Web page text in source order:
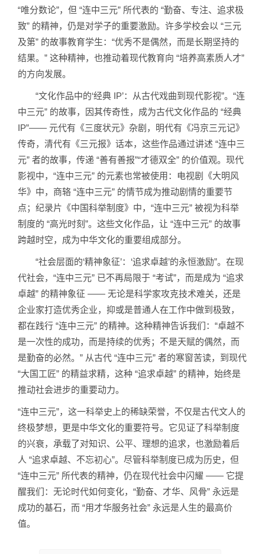
“唯分数论”，但 “连中三元” 所代表的 “勤奋、专注、追求极
致” 的精神，仍是对学子的重要激励。许多学校会以 “三元
及第” 的故事教育学生：“优秀不是偶然，而是长期坚持的
结果。” 这种精神，也推动着现代教育向 “培养高素质人才”
的方向发展。
“文化作品中的‘经典 IP’：从古代戏曲到现代影视”。“连
中三元” 的故事，因其传奇性，成为古代文化作品的 “经典
IP”—— 元代有《三度状元》杂剧，明代有《冯京三元记》
传奇，清代有《三元报》话本，这些作品通过讲述 “连中三
元” 者的故事，传递 “善有善报”“才德双全” 的价值观。现代
影视中，“连中三元” 的元素也常被使用：电视剧《大明风
华》中，商辂 “连中三元” 的情节成为推动剧情的重要节
点；纪录片《中国科举制度》中，“连中三元” 被视为科举
制度的 “高光时刻”。这些文化作品，让 “连中三元” 的故事
跨越时空，成为中华文化的重要组成部分。
“社会层面的‘精神象征’：‘追求卓越’的永恒激励”。在现
代社会，“连中三元” 已不再局限于 “考试”，而是成为 “追求
卓越” 的精神象征 —— 无论是科学家攻克技术难关，还是
企业家打造优秀企业，抑或是普通人在工作中做到极致，
都在践行 “连中三元” 的精神。这种精神告诉我们：“卓越不
是一次性的成功，而是持续的优秀；不是天赋的偶然，而
是勤奋的必然。” 从古代 “连中三元” 者的寒窗苦读，到现代
“大国工匠” 的精益求精，这种 “追求卓越” 的精神，始终是
推动社会进步的重要动力。
“连中三元”，这一科举史上的稀缺荣誉，不仅是古代文人的
终极梦想，更是中华文化的重要符号。它见证了科举制度
的兴衰，承载了对知识、公平、理想的追求，也激励着后
人 “追求卓越、不忘初心”。尽管科举制度已成为历史，但
“连中三元” 所代表的精神，仍在现代社会中闪耀 —— 它提
醒我们：无论时代如何变化，“勤奋、才华、风骨” 永远是
成功的基石，而 “用才华服务社会” 永远是人生的最高价
值。